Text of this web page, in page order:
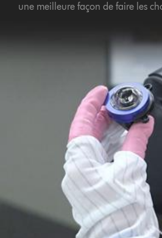
une meilleure façon de faire les